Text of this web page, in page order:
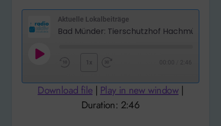
Aktuelle Lokalbeiträge
Play
10
Seconds
1x
Forward
2:46
Download file| Play in new window|
Duration: 2:46